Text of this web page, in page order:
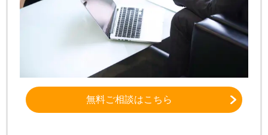
無料ご相談はこちら